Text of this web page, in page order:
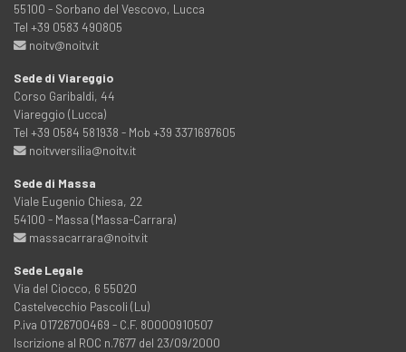
55100 - Sorbano del Vescovo, Lucca
Tel +39 0583 490805
noitv@noitv.it
Sede di Viareggio
Corso Garibaldi, 44
Viareggio (Lucca)
Tel +39 0584 581938 - Mob +39 3371697605
noitvversilia@noitv.it
Sede di Massa
Viale Eugenio Chiesa, 22
54100 - Massa (Massa-Carrara)
massacarrara@noitv.it
Sede Legale
Via del Ciocco, 6 55020
Castelvecchio Pascoli (Lu)
P.iva 01726700469 - C.F. 80000910507
Iscrizione al ROC n.7677 del 23/09/2000